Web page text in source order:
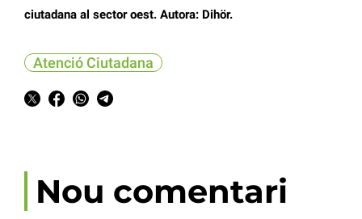
ciutadana al sector oest. Autora: Dihör.
Atenció Ciutadana
Nou comentari